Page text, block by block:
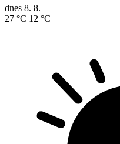
dnes 8. 8.
27 °C 12 °C